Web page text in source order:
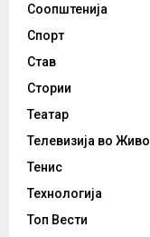
Соопштенија
Спорт
Став
Стории
Театар
Телевизија во Живо
Тенис
Технологија
Топ Вести